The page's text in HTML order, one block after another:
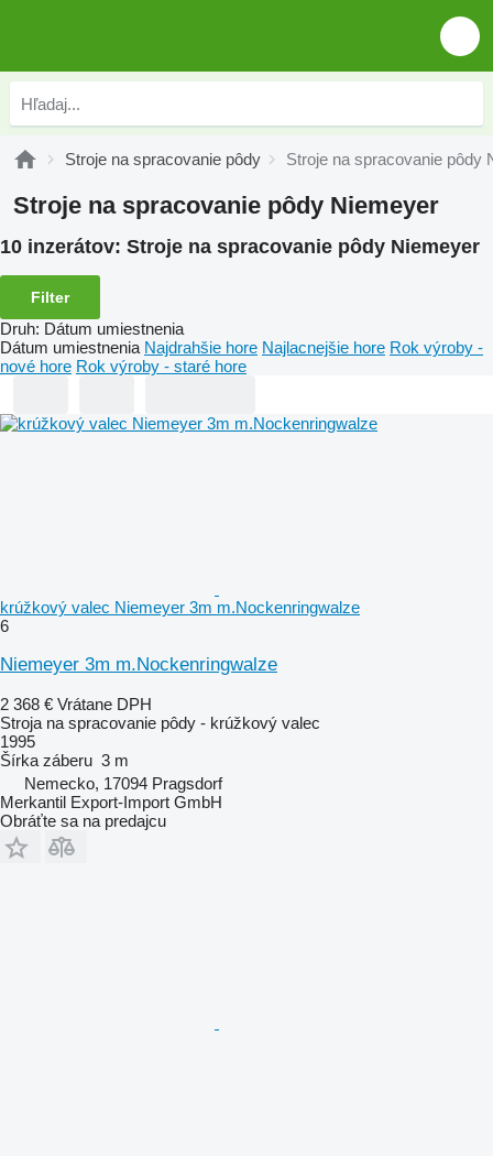
Stroje na spracovanie pôdy Stroje na spracovanie pôdy
Stroje na spracovanie pôdy Niemeyer
10 inzerátov: Stroje na spracovanie pôdy Niemeyer
Filter
Druh: Dátum umiestnenia
Dátum umiestnenia Najdrahšie hore Najlacnejšie hore Rok výroby -
nové hore Rok výroby - staré hore
krúžkový valec Niemeyer 3m m.Nockenringwalze
6
Niemeyer 3m m.Nockenringwalze
2 368 € Vrátane DPH
Stroja na spracovanie pôdy - krúžkový valec
1995
Šírka záberu 3 m
Nemecko, 17094 Pragsdorf
Merkantil Export-Import GmbH
Obráťte sa na predajcu